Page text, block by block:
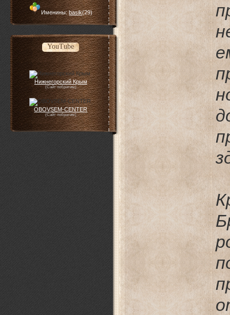
Именины:basik(29)
YouTube
Нижнегорский Крым
(Сайт побратим)
OBOVSEM-CENTER
(Сайт побратим)